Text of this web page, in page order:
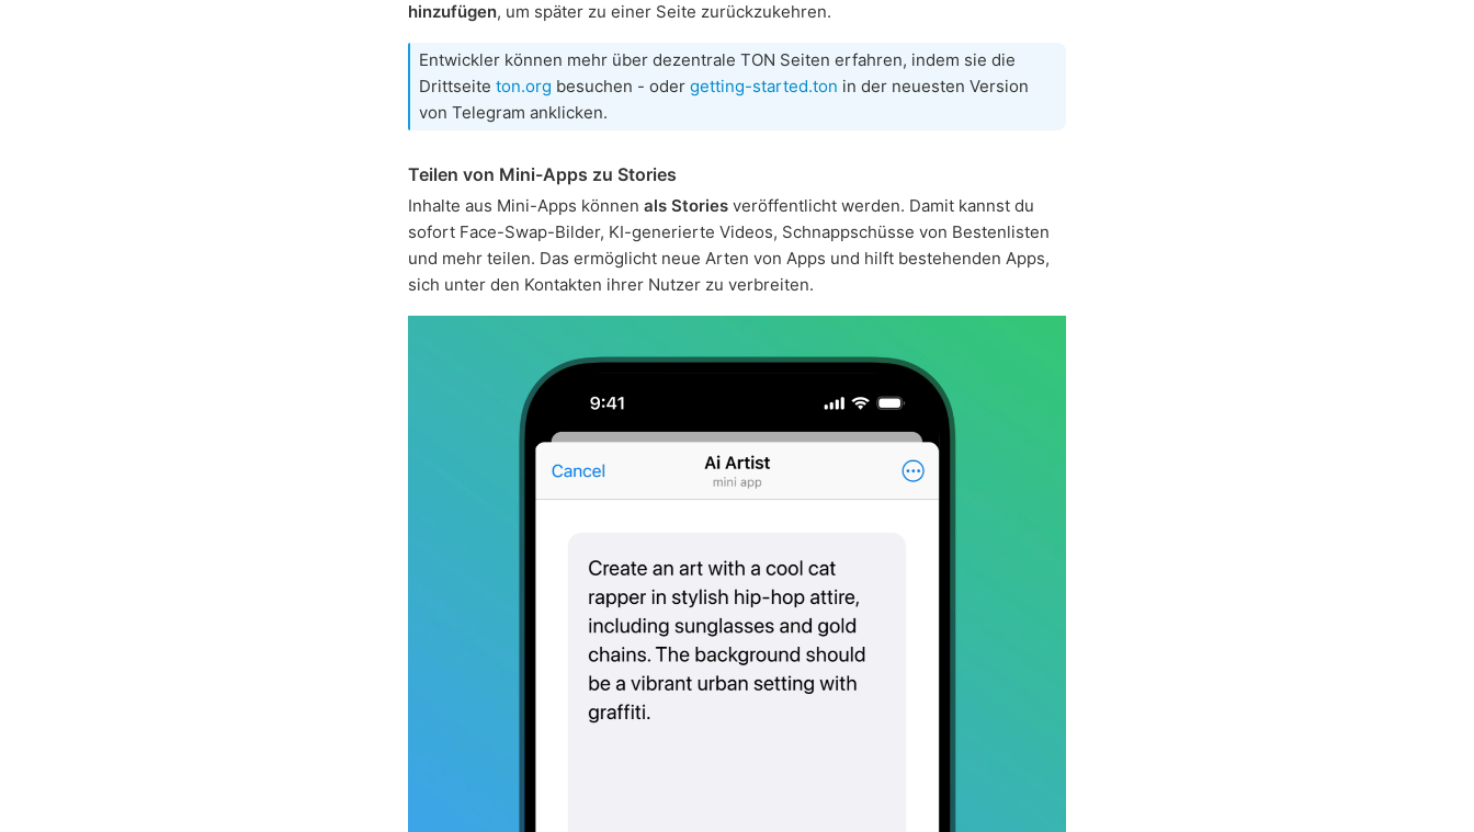
hinzufügen, um später zu einer Seite zurückzukehren.
Entwickler können mehr über dezentrale TON Seiten erfahren, indem sie die
Drittseite ton.org besuchen - oder getting-started.ton in der neuesten Version
von Telegram anklicken.
Teilen von Mini-Apps zu Stories
Inhalte aus Mini-Apps können als Stories veröffentlicht werden. Damit kannst du
sofort Face-Swap-Bilder, KI-generierte Videos, Schnappschüsse von Bestenlisten
und mehr teilen. Das ermöglicht neue Arten von Apps und hilft bestehenden Apps,
sich unter den Kontakten ihrer Nutzer zu verbreiten.